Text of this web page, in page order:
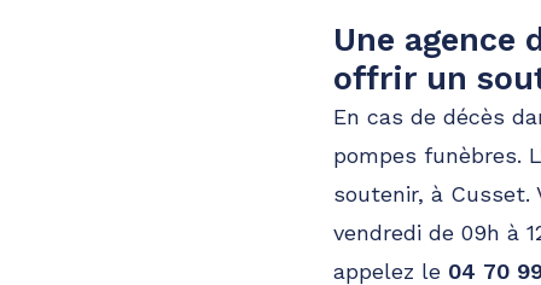
Une agence
offrir un
En cas de décès
pompes funèbres.
soutenir, à Cusset.
vendredi de 09h à
appelez le 04 70